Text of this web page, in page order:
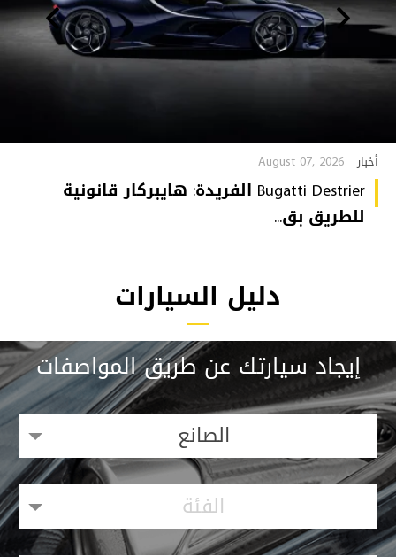
أخبار August 07, 2026
Bugatti Destrier الفريدة: هايبركار قانونية
للطريق بق...
دليل السيارات
إيجاد سيارتك عن طريق المواصفات
الصانع
الفئة